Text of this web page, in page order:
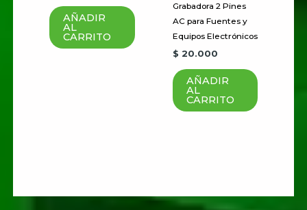
AÑADIR
AL
CARRITO
Grabadora 2 Pines
AC para Fuentes y
Equipos Electrónicos
$ 20.000
AÑADIR
AL
CARRITO